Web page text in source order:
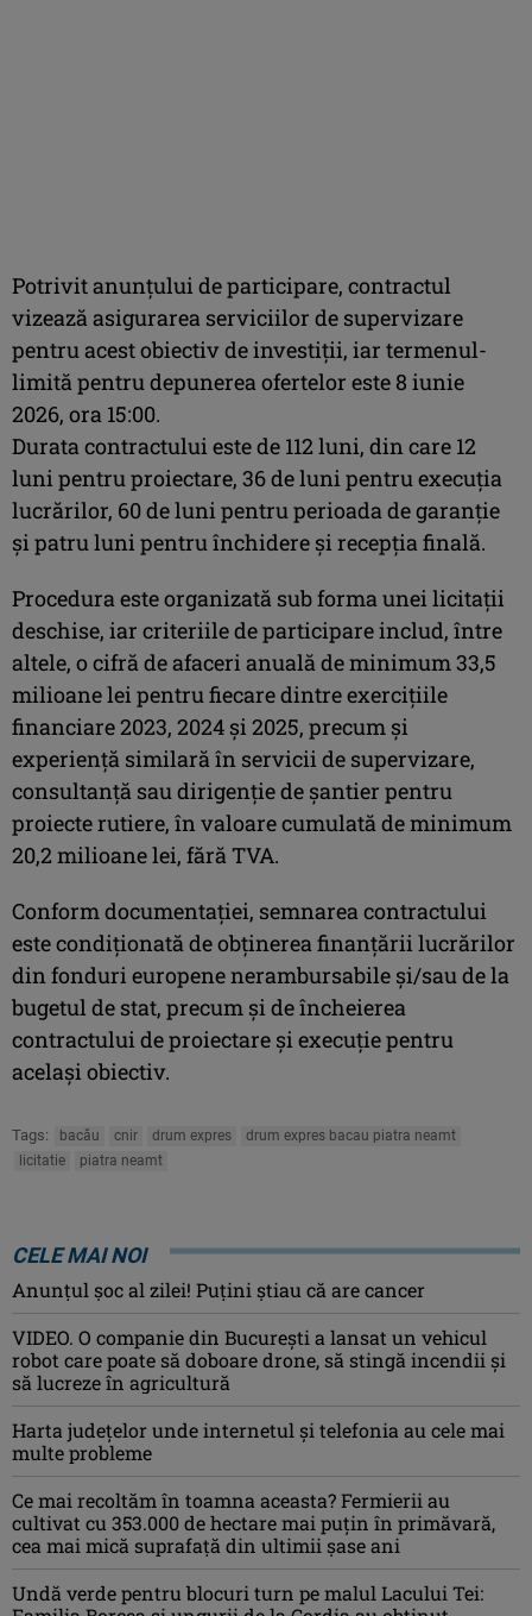
Potrivit anunţului de participare, contractul
vizează asigurarea serviciilor de supervizare
pentru acest obiectiv de investiţii, iar termenul-
limită pentru depunerea ofertelor este 8 iunie
2026, ora 15:00.
Durata contractului este de 112 luni, din care 12
luni pentru proiectare, 36 de luni pentru execuţia
lucrărilor, 60 de luni pentru perioada de garanţie
şi patru luni pentru închidere şi recepţia finală.
Procedura este organizată sub forma unei licitaţii
deschise, iar criteriile de participare includ, între
altele, o cifră de afaceri anuală de minimum 33,5
milioane lei pentru fiecare dintre exerciţiile
financiare 2023, 2024 şi 2025, precum şi
experienţă similară în servicii de supervizare,
consultanţă sau dirigenţie de şantier pentru
proiecte rutiere, în valoare cumulată de minimum
20,2 milioane lei, fără TVA.
Conform documentaţiei, semnarea contractului
este condiţionată de obţinerea finanţării lucrărilor
din fonduri europene nerambursabile şi/sau de la
bugetul de stat, precum şi de încheierea
contractului de proiectare şi execuţie pentru
acelaşi obiectiv.
Tags: bacău cnir drum expres
drum expres bacau piatra neamt
licitatie
piatra neamt
CELE MAI NOI
Anunţul şoc al zilei! Puţini ştiau că are cancer
VIDEO. O companie din București a lansat un vehicul
robot care poate să doboare drone, să stingă incendii și
să lucreze în agricultură
Harta județelor unde internetul și telefonia au cele mai
multe probleme
Ce mai recoltăm în toamna aceasta? Fermierii au
cultivat cu 353.000 de hectare mai puțin în primăvară,
cea mai mică suprafață din ultimii șase ani
Undă verde pentru blocuri turn pe malul Lacului Tei: